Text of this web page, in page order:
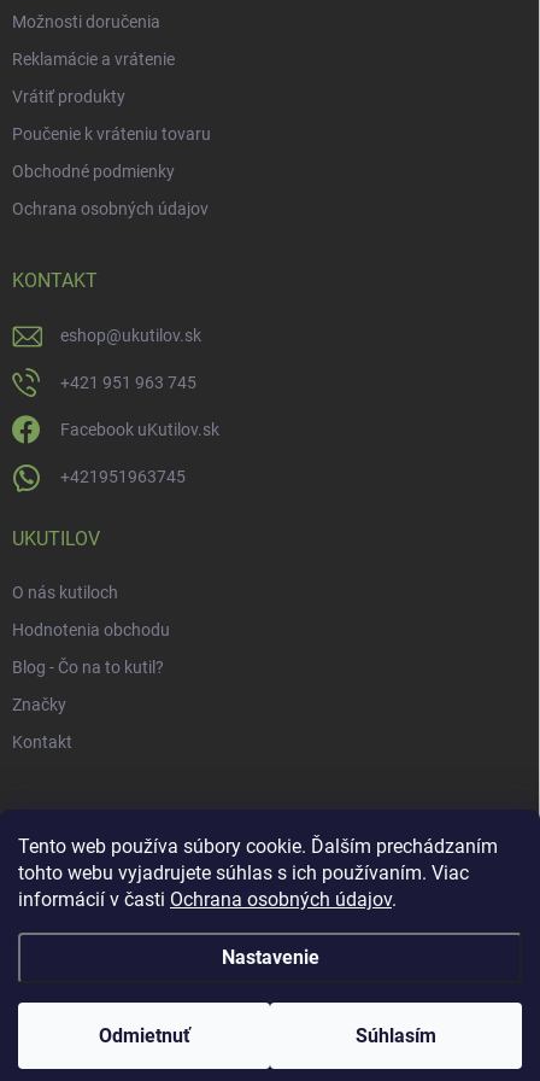
Tento web používa súbory cookie. Ďalším prechádzaním
tohto webu vyjadrujete súhlas s ich používaním. Viac
informácií v časti Ochrana osobných údajov.
Nastavenie
Odmietnuť Súhlasím
Možnosti doručenia
Reklamácie a vrátenie
Vrátiť produkty
Poučenie k vráteniu tovaru
Obchodné podmienky
Ochrana osobných údajov
KONTAKT
eshop@ukutilov.sk
+421 951 963 745
Facebook uKutilov.sk
+421951963745
UKUTILOV
O nás kutiloch
Hodnotenia obchodu
Blog - Čo na to kutil?
Značky
Kontakt
Vytvoril Shoptet
Copyright 2026 . Všetky práva vyhradené.